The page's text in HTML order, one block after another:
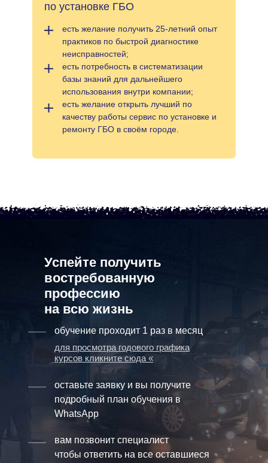
по установке ГБО
есть желание получить 25-летний опыт
практиков по быстрой диагностике
неисправностей;
есть потребность в систематизации
базы знаний для дальнейшего
использования внутри компании;
есть желание открыть лучший по
качеству работы сервис по установке и
ремонту ГБО в своём городе.
обучение проходит 1 раз в месяц
оставьте заявку и вы получите
подробный план обучения в
WhatsApp
вам позвонит специалист
чтобы ответить на все оставшиеся
Успейте получить
востребованную
профессию
на всю жизнь
для просмотра годового графика
курсов кликните сюда «